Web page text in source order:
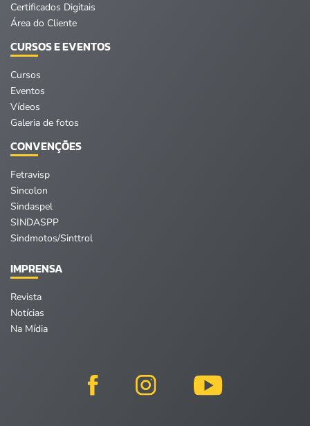
Certificados Digitais
Área do Cliente
CURSOS E EVENTOS
Cursos
Eventos
Vídeos
Galeria de fotos
CONVENÇÕES
Fetravisp
Sincolon
Sindaspel
SINDASPP
Sindmotos/Sinttrol
IMPRENSA
Revista
Notícias
Na Mídia